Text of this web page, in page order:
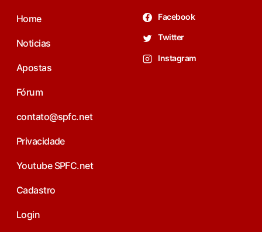
Home
Noticias
Apostas
Fórum
contato@spfc.net
Privacidade
Youtube SPFC.net
Cadastro
Login
Facebook
Twitter
Instagram